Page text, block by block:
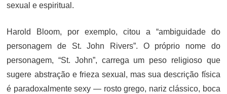
sexual e espiritual.
Harold Bloom, por exemplo, citou a “ambiguidade do
personagem de St. John Rivers”. O próprio nome do
personagem, “St. John”, carrega um peso religioso que
sugere abstração e frieza sexual, mas sua descrição física
é paradoxalmente sexy — rosto grego, nariz clássico, boca